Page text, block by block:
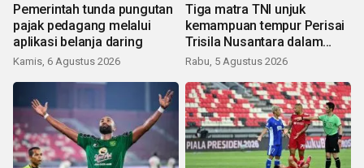
Pemerintah tunda pungutan
pajak pedagang melalui
aplikasi belanja daring
Kamis, 6 Agustus 2026
Tiga matra TNI unjuk
kemampuan tempur Perisai
Trisila Nusantara dalam
latihan di Kepri
Rabu, 5 Agustus 2026